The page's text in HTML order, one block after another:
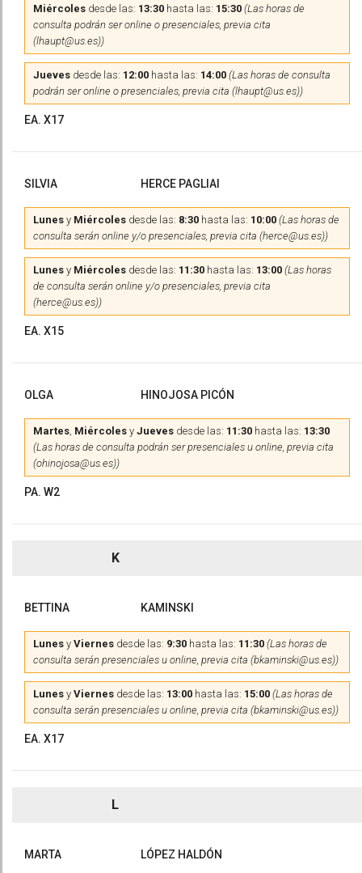
Miércoles desde las: 13:30 hasta las: 15:30 (Las horas de
consulta podrán ser online o presenciales, previa cita
(lhaupt@us.es))
Jueves desde las: 12:00 hasta las: 14:00 (Las horas de consulta
podrán ser online o presenciales, previa cita (lhaupt@us.es))
EA. X17
SILVIA HERCE PAGLIAI
Lunes y Miércoles desde las: 8:30 hasta las: 10:00 (Las horas de
consulta serán online y/o presenciales, previa cita (herce@us.es))
Lunes y Miércoles desde las: 11:30 hasta las: 13:00 (Las horas
de consulta serán online y/o presenciales, previa cita
(herce@us.es))
EA. X15
OLGA HINOJOSA PICÓN
Martes, Miércoles y Jueves desde las: 11:30 hasta las: 13:30
(Las horas de consulta podrán ser presenciales u online, previa cita
(ohinojosa@us.es))
PA. W2
K
BETTINA KAMINSKI
Lunes y Viernes desde las: 9:30 hasta las: 11:30 (Las horas de
consulta serán presenciales u online, previa cita (bkaminski@us.es))
Lunes y Viernes desde las: 13:00 hasta las: 15:00 (Las horas de
consulta serán presenciales u online, previa cita (bkaminski@us.es))
EA. X17
L
MARTA LÓPEZ HALDÓN